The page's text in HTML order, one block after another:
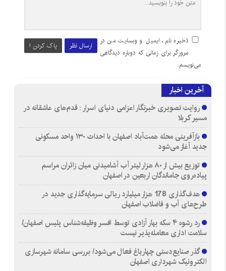
ارسال نظر پاک کردن !
ذخیره نام، ایمیل و وبسایت من در
مرورگر برای زمانی که دوباره دیدگاهی
می‌نویسم.
آخرین اخبار
روایت تصویری خبرنگار اعزامی دنیای اسرار : قدم‌های عاشقانه در
مسیر کربلا
بازآفرینی محله همت‌آباد اصفهان با احداث ۱۳۰ واحد مسکونی
جدید آغاز می‌شود
توزیع بیش از ۸۰ هزار لیتر آب آشامیدنی میان زائران مراسم
پیاده‌روی جاماندگان اربعین در اصفهان
هدف‌گذاری 178 هزار میلیارد ریالی سرمایه‌گذاری جدید در
طرح‌های آب و فاضلاب اصفهان
رد رشوه ۴ سکه بهار آزادی توسط افسر وظیفه‌شناس پلیس اصفهان/
سلامت اداری معامله‌پذیر نیست
گذر صنایع‌دستی چهارباغ فعال می‌شود/ بررسی سامانه شهرسازی
الکترونیک شهرداری اصفهان